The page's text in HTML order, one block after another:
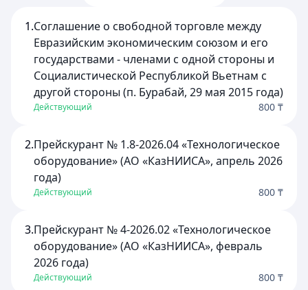
1.Соглашение о свободной торговле между
Евразийским экономическим союзом и его
государствами - членами с одной стороны и
Социалистической Республикой Вьетнам с
другой стороны (п. Бурабай, 29 мая 2015 года)
Действующий 800 ₸
2.Прейскурант № 1.8-2026.04 «Технологическое
оборудование» (АО «КазНИИСА», апрель 2026
года)
Действующий 800 ₸
3.Прейскурант № 4-2026.02 «Технологическое
оборудование» (АО «КазНИИСА», февраль
2026 года)
Действующий 800 ₸